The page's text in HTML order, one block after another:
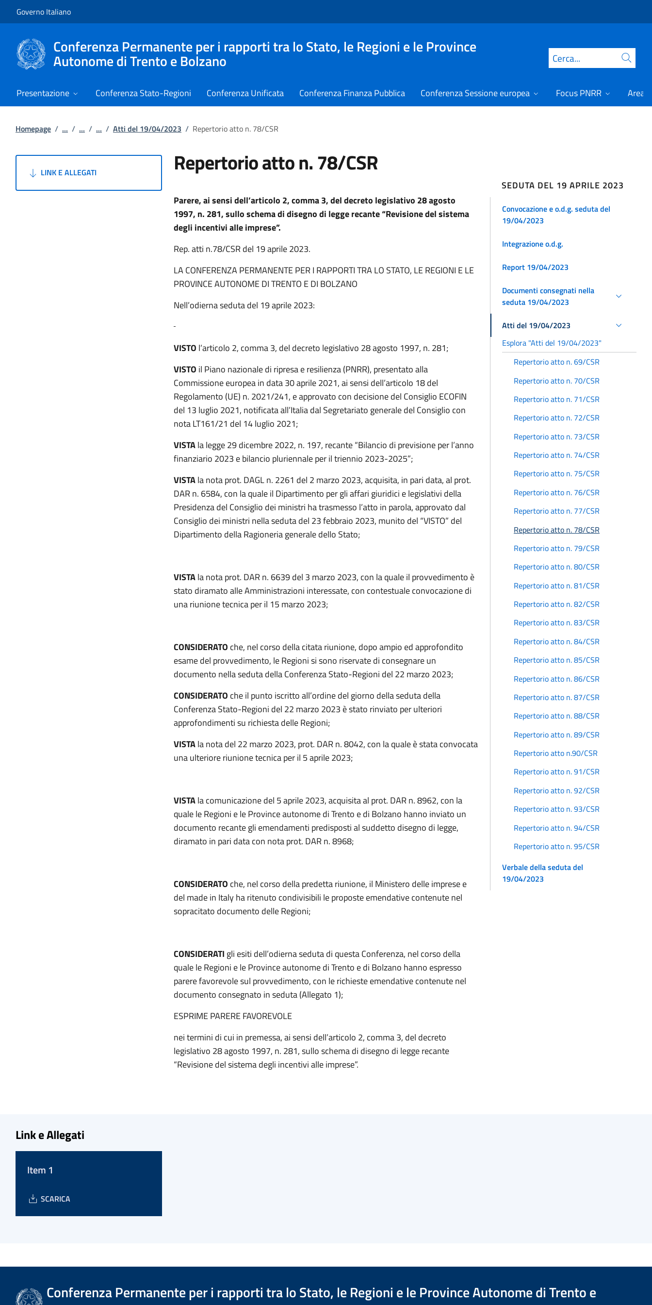
Governo Italiano
Conferenza Permanente per i rapporti tra lo Stato, le Regioni e le Province
Autonome di Trento e Bolzano Cerca
Presentazione Conferenza Stato-Regioni Conferenza Unificata Conferenza Finanza Pubblica Conferenza Sessione europea Focus PNRR Area
Homepage / ... / ... / ... / Atti del 19/04/2023 / Repertorio atto n. 78/CSR
LINK E ALLEGATI Repertorio atto n. 78/CSR
Parere, ai sensi dell’articolo 2, comma 3, del decreto legislativo 28 agosto
1997, n. 281, sullo schema di disegno di legge recante “Revisione del sistema
degli incentivi alle imprese”.
Rep. atti n.78/CSR del 19 aprile 2023.
LA CONFERENZA PERMANENTE PER I RAPPORTI TRA LO STATO, LE REGIONI E LE
PROVINCE AUTONOME DI TRENTO E DI BOLZANO
Nell’odierna seduta del 19 aprile 2023:
VISTO l’articolo 2, comma 3, del decreto legislativo 28 agosto 1997, n. 281;
VISTO il Piano nazionale di ripresa e resilienza (PNRR), presentato alla
Commissione europea in data 30 aprile 2021, ai sensi dell’articolo 18 del
Regolamento (UE) n. 2021/241, e approvato con decisione del Consiglio ECOFIN
del 13 luglio 2021, notificata all’Italia dal Segretariato generale del Consiglio con
nota LT161/21 del 14 luglio 2021;
VISTAla legge 29 dicembre 2022, n. 197, recante “Bilancio di previsione per l’anno
finanziario 2023 e bilancio pluriennale per il triennio 2023-2025”;
VISTAla nota prot. DAGL n. 2261 del 2 marzo 2023, acquisita, in pari data, al prot.
DAR n. 6584, con la quale il Dipartimento per gli affari giuridici e legislativi della
Presidenza del Consiglio dei ministri ha trasmesso l’atto in parola, approvato dal
Consiglio dei ministri nella seduta del 23 febbraio 2023, munito del “VISTO” del
Dipartimento della Ragioneria generale dello Stato;
VISTAla nota prot. DAR n. 6639 del 3 marzo 2023, con la quale il provvedimento è
stato diramato alle Amministrazioni interessate, con contestuale convocazione di
una riunione tecnica per il 15 marzo 2023;
CONSIDERATO che, nel corso della citata riunione, dopo ampio ed approfondito
esame del provvedimento, le Regioni si sono riservate di consegnare un
documento nella seduta della Conferenza Stato-Regioni del 22 marzo 2023;
CONSIDERATO che il punto iscritto all’ordine del giorno della seduta della
Conferenza Stato-Regioni del 22 marzo 2023 è stato rinviato per ulteriori
approfondimenti su richiesta delle Regioni;
VISTAla nota del 22 marzo 2023, prot. DAR n. 8042, con la quale è stata convocata
una ulteriore riunione tecnica per il 5 aprile 2023;
VISTAla comunicazione del 5 aprile 2023, acquisita al prot. DAR n. 8962, con la
quale le Regioni e le Province autonome di Trento e di Bolzano hanno inviato un
documento recante gli emendamenti predisposti al suddetto disegno di legge,
diramato in pari data con nota prot. DAR n. 8968;
CONSIDERATO che, nel corso della predetta riunione, il Ministero delle imprese e
del made in Italy ha ritenuto condivisibili le proposte emendative contenute nel
sopracitato documento delle Regioni;
CONSIDERATI gli esiti dell’odierna seduta di questa Conferenza, nel corso della
quale le Regioni e le Province autonome di Trento e di Bolzano hanno espresso
parere favorevole sul provvedimento, con le richieste emendative contenute nel
documento consegnato in seduta (Allegato 1);
ESPRIME PARERE FAVOREVOLE
nei termini di cui in premessa, ai sensi dell’articolo 2, comma 3, del decreto
legislativo 28 agosto 1997, n. 281, sullo schema di disegno di legge recante
“Revisione del sistema degli incentivi alle imprese”.
SEDUTA DEL 19 APRILE 2023
Convocazione e o.d.g. seduta del
19/04/2023
Integrazione o.d.g.
Report 19/04/2023
Documenti consegnati nella
seduta 19/04/2023
Atti del 19/04/2023
Esplora "Atti del 19/04/2023"
Repertorio atto n. 69/CSR
Repertorio atto n. 70/CSR
Repertorio atto n. 71/CSR
Repertorio atto n. 72/CSR
Repertorio atto n. 73/CSR
Repertorio atto n. 74/CSR
Repertorio atto n. 75/CSR
Repertorio atto n. 76/CSR
Repertorio atto n. 77/CSR
Repertorio atto n. 78/CSR
Repertorio atto n. 79/CSR
Repertorio atto n. 80/CSR
Repertorio atto n. 81/CSR
Repertorio atto n. 82/CSR
Repertorio atto n. 83/CSR
Repertorio atto n. 84/CSR
Repertorio atto n. 85/CSR
Repertorio atto n. 86/CSR
Repertorio atto n. 87/CSR
Repertorio atto n. 88/CSR
Repertorio atto n. 89/CSR
Repertorio atto n.90/CSR
Repertorio atto n. 91/CSR
Repertorio atto n. 92/CSR
Repertorio atto n. 93/CSR
Repertorio atto n. 94/CSR
Repertorio atto n. 95/CSR
Verbale della seduta del
19/04/2023
Link e Allegati
Item 1
SCARICA
Conferenza Permanente per i rapporti tra lo Stato, le Regioni e le Province Autonome di Trento e